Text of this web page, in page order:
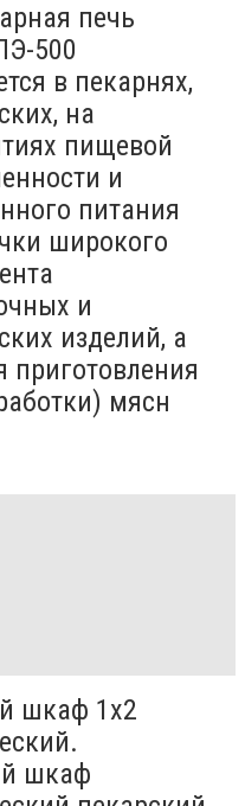
печь
500
в пекарнях,
на
пищевой
и
питания
широкого
и
изделий, а
приготовления
мясн
шкаф 1х2
шкаф